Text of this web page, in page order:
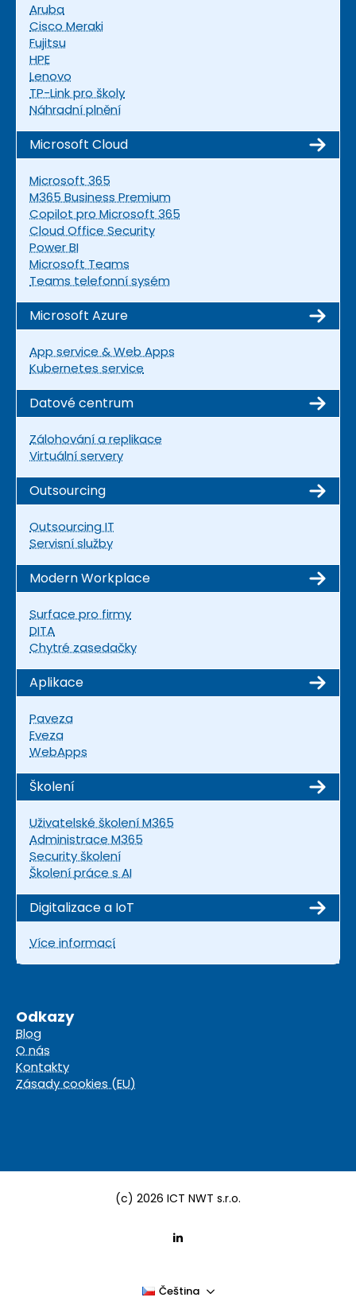
Aruba
Cisco Meraki
Fujitsu
HPE
Lenovo
TP-Link pro školy
Náhradní plnění
Microsoft Cloud
Microsoft 365
M365 Business Premium
Copilot pro Microsoft 365
Cloud Office Security
Power BI
Microsoft Teams
Teams telefonní sysém
Microsoft Azure
App service & Web Apps
Kubernetes service
Datové centrum
Zálohování a replikace
Virtuální servery
Outsourcing
Outsourcing IT
Servisní služby
Modern Workplace
Surface pro firmy
DITA
Chytré zasedačky
Aplikace
Paveza
Eveza
WebApps
Školení
Uživatelské školení M365
Administrace M365
Security školení
Školení práce s AI
Digitalizace a IoT
Více informací
Odkazy
Blog
O nás
Kontakty
Zásady cookies (EU)
(c) 2026 ICT NWT s.r.o.
Čeština